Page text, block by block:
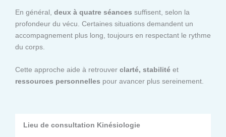
En général, deux à quatre séances suffisent, selon la
profondeur du vécu. Certaines situations demandent un
accompagnement plus long, toujours en respectant le rythme
du corps.
Cette approche aide à retrouver clarté, stabilité et
ressources personnelles pour avancer plus sereinement.
Lieu de consultation Kinésiologie